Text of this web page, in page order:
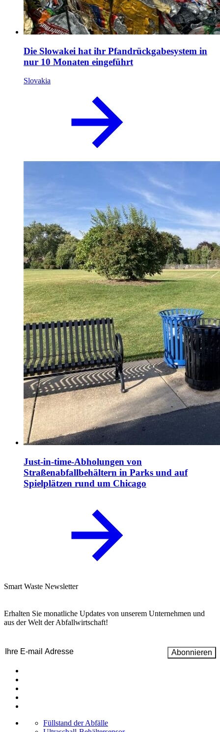
Die Slowakei hat ihr Pfandrückgabesystem in
nur 10 Monaten eingeführt
Slovakia
Just-in-time-Abholungen von
Straßenabfallbehältern in Parks und auf
Spielplätzen rund um Chicago
Smart Waste Newsletter
Erhalten Sie monatliche Updates von unserem Unternehmen und
aus der Welt der Abfallwirtschaft!
Email(erforderlich)
Füllstand der Abfälle